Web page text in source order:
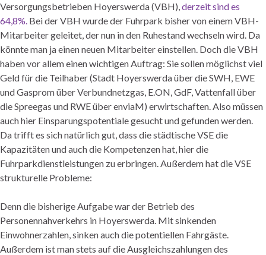
Versorgungsbetrieben Hoyerswerda (VBH),derzeit sind es
64,8%. Bei der VBH wurde der Fuhrpark bisher von einem VBH-
Mitarbeiter geleitet, der nun in den Ruhestand wechseln wird. Da
könnte man ja einen neuen Mitarbeiter einstellen. Doch die VBH
haben vor allem einen wichtigen Auftrag: Sie sollen möglichst viel
Geld für die Teilhaber (Stadt Hoyerswerda über die SWH, EWE
und Gasprom über Verbundnetzgas, E.ON, GdF, Vattenfall über
die Spreegas und RWE über enviaM) erwirtschaften. Also müssen
auch hier Einsparungspotentiale gesucht und gefunden werden.
Da trifft es sich natürlich gut, dass die städtische VSE die
Kapazitäten und auch die Kompetenzen hat, hier die
Fuhrparkdienstleistungen zu erbringen. Außerdem hat die VSE
strukturelle Probleme:
Denn die bisherige Aufgabe war der Betrieb des
Personennahverkehrs in Hoyerswerda. Mit sinkenden
Einwohnerzahlen, sinken auch die potentiellen Fahrgäste.
Außerdem ist man stets auf die Ausgleichszahlungen des